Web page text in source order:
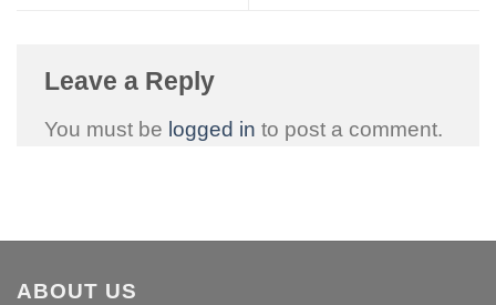
Leave a Reply
You must be logged in to post a comment.
ABOUT US